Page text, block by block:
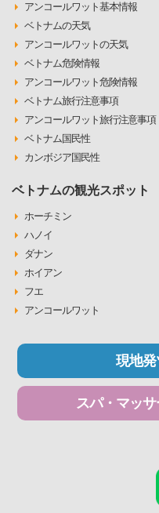
アンコールワット基本情報
ベトナムの天気
アンコールワットの天気
ベトナム危険情報
アンコールワット危険情報
ベトナム旅行注意事項
アンコールワット旅行注意事項
ベトナム国民性
カンボジア国民性
ベトナムの観光スポット
ホーチミン
ハノイ
ダナン
ホイアン
フエ
アンコールワット
現地
スパ・マッ